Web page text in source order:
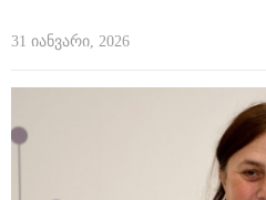
31 იანვარი, 2026